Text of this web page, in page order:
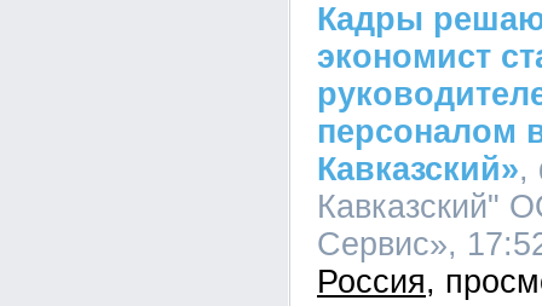
Кадры
экономист
персоналом
Кавказский»,
Кавказский"
Сервис»,
Россия